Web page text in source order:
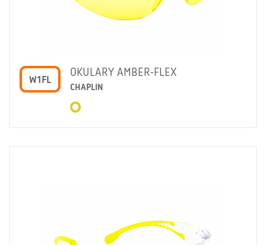
W1FL
OKULARY AMBER-FLEX
CHAPLIN